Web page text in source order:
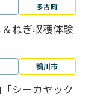
多古町
ねぎ収穫体験
鴨川市
シーカヤック